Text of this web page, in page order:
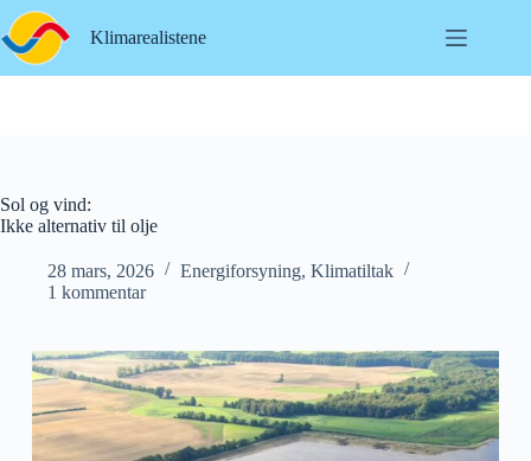
Hopp
til
innholdet
Klimarealistene
Sol og vind:
Ikke alternativ til olje
28 mars, 2026 Energiforsyning, Klimatiltak
1 kommentar